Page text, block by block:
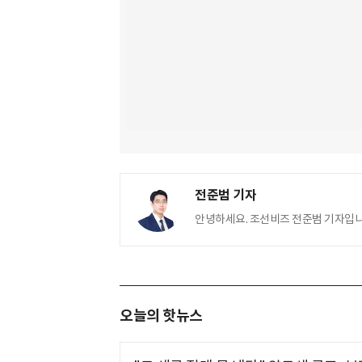
전준범 기자
안녕하세요. 조선비즈 전준범 기자입
오늘의 핫뉴스